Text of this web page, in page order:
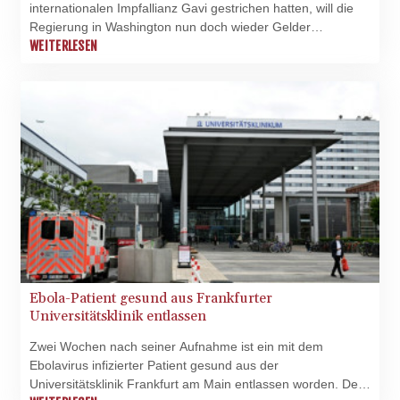
SAR 4.324641
SGD 1.477431
SLE 28.354688
SRD 43.630106
23848.391029
STN 24.505606
SVC 10.10031
SZL 18.813304
THB 38.130617
TJS 10.64899
TND 3.385657
TRY 54.966336
TTD 7.815788
internationalen Impfallianz Gavi gestrichen hatten, will die
Regierung in Washington nun doch wieder Gelder
freimachen. Es sollten 600 Millionen Dollar (527 Millionen
entsprechende Summe freigegeben.
WEITERLESEN
Ebola-Patient gesund aus Frankfurter
Universitätsklinik entlassen
Zwei Wochen nach seiner Aufnahme ist ein mit dem
Ebolavirus infizierter Patient gesund aus der
Universitätsklinik Frankfurt am Main entlassen worden. Der